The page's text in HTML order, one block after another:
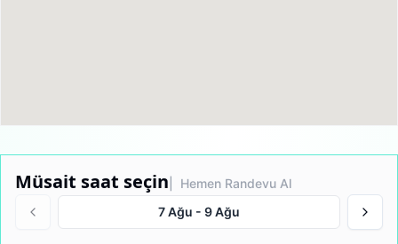
Müsait saat seçin | Hemen Randevu Al
7 Ağu - 9 Ağu